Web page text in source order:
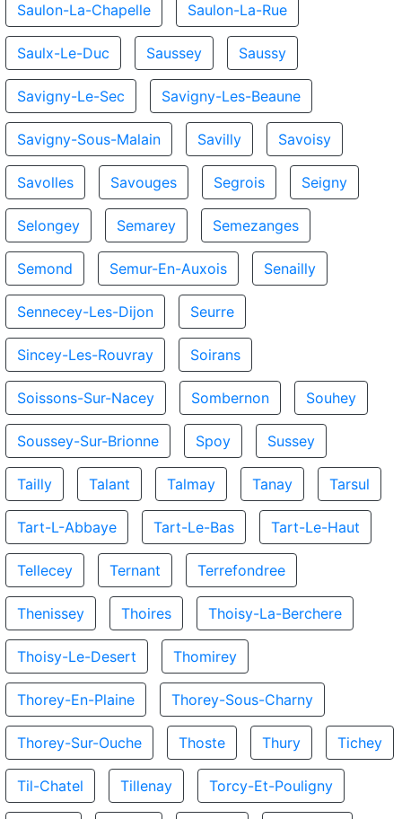
Saulon-La-Chapelle Saulon-La-Rue
Saulx-Le-Duc Saussey Saussy
Savigny-Le-Sec Savigny-Les-Beaune
Savigny-Sous-Malain Savilly Savoisy
Savolles Savouges Segrois Seigny
Selongey Semarey Semezanges
Semond Semur-En-Auxois Senailly
Sennecey-Les-Dijon Seurre
Sincey-Les-Rouvray Soirans
Soissons-Sur-Nacey Sombernon Souhey
Soussey-Sur-Brionne Spoy Sussey
Tailly Talant Talmay Tanay Tarsul
Tart-L-Abbaye Tart-Le-Bas Tart-Le-Haut
Tellecey Ternant Terrefondree
Thenissey Thoires Thoisy-La-Berchere
Thoisy-Le-Desert Thomirey
Thorey-En-Plaine Thorey-Sous-Charny
Thorey-Sur-Ouche Thoste Thury Tichey
Til-Chatel Tillenay Torcy-Et-Pouligny